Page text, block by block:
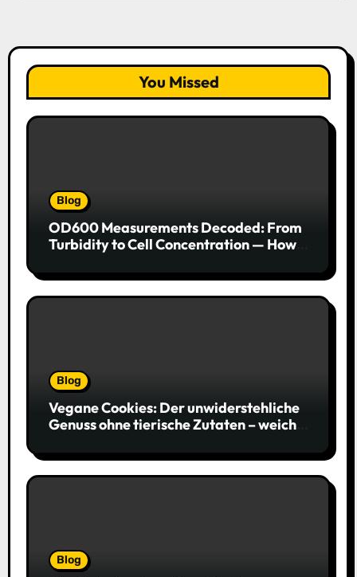
You Missed
Blog
OD600 Measurements Decoded: From
Turbidity to Cell Concentration — How
Blog
Vegane Cookies: Der unwiderstehliche
Genuss ohne tierische Zutaten – weich,
Blog